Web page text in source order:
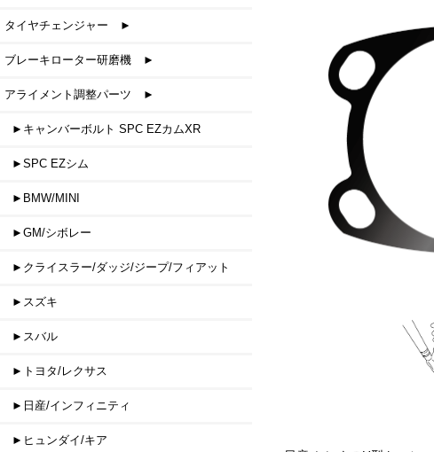
タイヤチェンジャー ►
ブレーキローター研磨機 ►
アライメント調整パーツ ►
►キャンバーボルト SPC EZカムXR
►SPC EZシム
►BMW/MINI
►GM/シボレー
►クライスラー/ダッジ/ジープ/フィアット
►スズキ
►スバル
►トヨタ/レクサス
►日産/インフィニティ
►ヒュンダイ/キア